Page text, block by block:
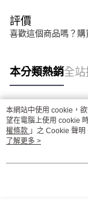
評價
喜歡這個商品嗎？購
本分類熱銷全站
熱門標籤
本網站中使用 cookie，
望在電腦上使用 cookie
權條款 」之 Cookie 聲
用條款之 Cookie 聲明使
了解更多 >